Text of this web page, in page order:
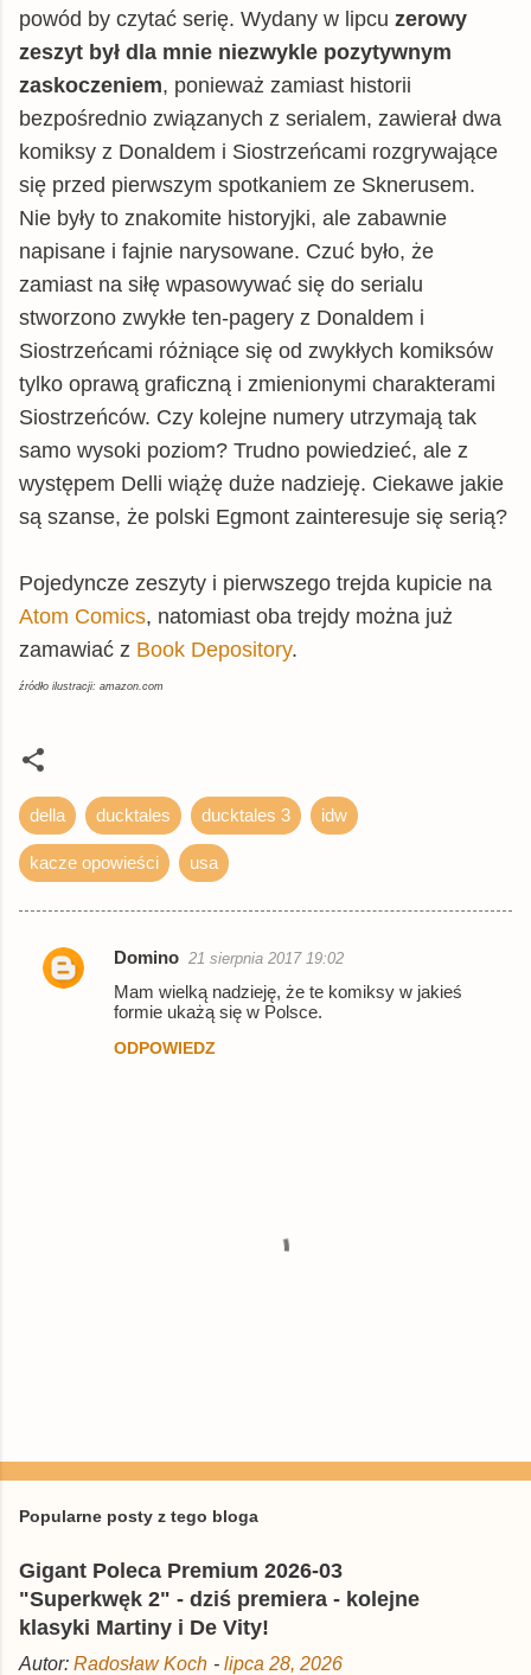
powód by czytać serię. Wydany w lipcu zerowy
zeszyt był dla mnie niezwykle pozytywnym
zaskoczeniem, ponieważ zamiast historii
bezpośrednio związanych z serialem, zawierał dwa
komiksy z Donaldem i Siostrzeńcami rozgrywające
się przed pierwszym spotkaniem ze Sknerusem.
Nie były to znakomite historyjki, ale zabawnie
napisane i fajnie narysowane. Czuć było, że
zamiast na siłę wpasowywać się do serialu
stworzono zwykłe ten-pagery z Donaldem i
Siostrzeńcami różniące się od zwykłych komiksów
tylko oprawą graficzną i zmienionymi charakterami
Siostrzeńców. Czy kolejne numery utrzymają tak
samo wysoki poziom? Trudno powiedzieć, ale z
występem Delli wiążę duże nadzieję. Ciekawe jakie
są szanse, że polski Egmont zainteresuje się serią?
Pojedyncze zeszyty i pierwszego trejda kupicie na
Atom Comics, natomiast oba trejdy można już
zamawiać z Book Depository.
źródło ilustracji: amazon.com
della ducktales ducktales 3 idw
kacze opowieści usa
K
Domino 21 sierpnia 2017 19:02
Mam wielką nadzieję, że te komiksy w jakieś
formie ukażą się w Polsce.
ODPOWIEDZ
e
i
j
o
m
Popularne posty z tego bloga
Gigant Poleca Premium 2026-03
"Superkwęk 2" - dziś premiera - kolejne
klasyki Martiny i De Vity!
Autor: Radosław Koch - lipca 28, 2026